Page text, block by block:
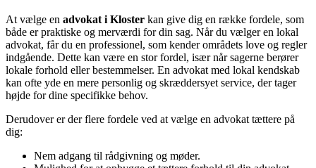
At vælge en advokat i Kloster kan give dig en række fordele, som
både er praktiske og merværdi for din sag. Når du vælger en lokal
advokat, får du en professionel, som kender områdets love og regler
indgående. Dette kan være en stor fordel, især når sagerne berører
lokale forhold eller bestemmelser. En advokat med lokal kendskab
kan ofte yde en mere personlig og skræddersyet service, der tager
højde for dine specifikke behov.
Derudover er der flere fordele ved at vælge en advokat tættere på
dig:
Nem adgang til rådgivning og møder.